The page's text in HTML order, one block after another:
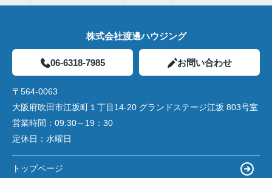
株式会社渡邊ハウジング
06-6318-7985 お問い合わせ
〒564-0063
大阪府吹田市江坂町１丁目14‐20 グランドステージ江坂 803号室
営業時間： 09:30～19：30
定休日： 水曜日
トップページ